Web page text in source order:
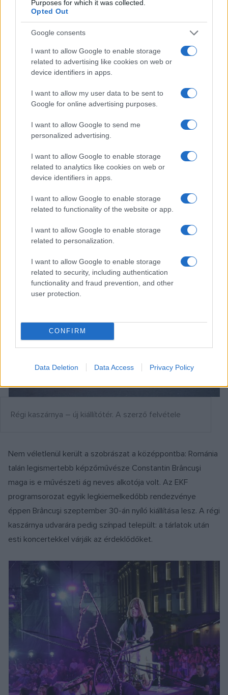
Purposes for which it was collected.
Opted Out
Google consents
I want to allow Google to enable storage
related to advertising like cookies on web or
device identifiers in apps.
I want to allow my user data to be sent to
Google for online advertising purposes.
I want to allow Google to send me
personalized advertising.
I want to allow Google to enable storage
related to analytics like cookies on web or
device identifiers in apps.
I want to allow Google to enable storage
related to functionality of the website or app.
I want to allow Google to enable storage
related to personalization.
I want to allow Google to enable storage
related to security, including authentication
functionality and fraud prevention, and other
user protection.
CONFIRM
Data Deletion Data Access Privacy Policy
2023 EKF / Cornel Putan
Új kulturális intézmények nyitották meg kapujukat szerte a
városban. Egy belvárosi régi kaszárnyaépület is kiállítótérré
változott: After sculpture–A szobrászat után
címmel
egymást követő tárlatok során a szobrászat új útjait, a
művészeti ág megújulásának lehetőségeit kívánják
bemutatni.
Régi kaszárnya – új kiállítótér. A szerző felvétele
Nem véletlenül került a szobrászat a középpontba: Románia
talán legismertebb képzőművésze Constantin Brâncuşi
maga is e művészeti ág neves alkotója volt. Az EKF
programsorozat egyik legkiemelkedőbb rendezvénye
éppen Brâncuşi szeptember 30-án nyíló kiállítása lesz. A régi
kaszárnya udvarára pedig színpad települt: a tárlatok után
esti koncertekkel várják az érdeklődőket.